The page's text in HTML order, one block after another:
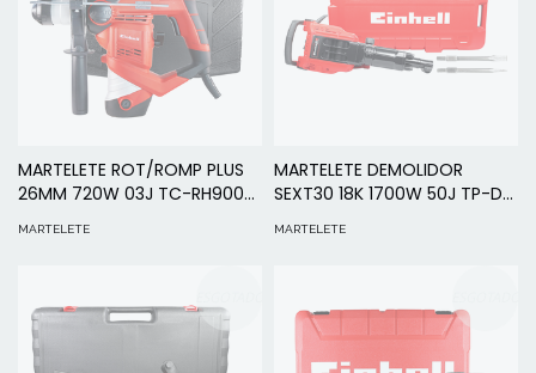
MARTELETE ROT/ROMP PLUS
26MM 720W 03J TC-RH900/1
MARTELETE
MARTELETE DEMOLIDOR
SEXT30 18K 1700W 50J TP-DH
MARTELETE